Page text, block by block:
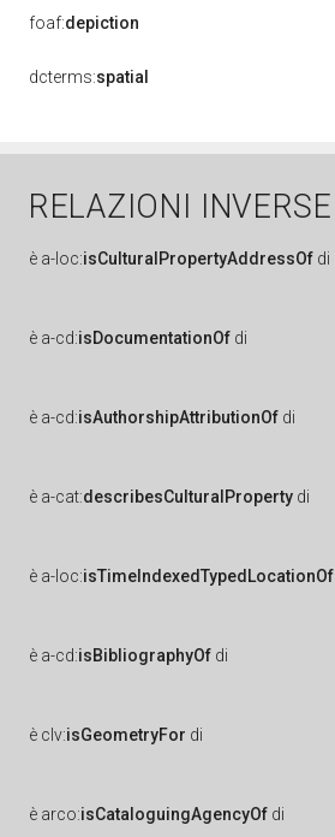
foaf:depiction
dcterms:spatial
RELAZIONI INVERSE
è a-loc:isCulturalPropertyAddressOf di
è a-cd:isDocumentationOf di
è a-cd:isAuthorshipAttributionOf di
è a-cat:describesCulturalProperty di
è a-loc:isTimeIndexedTypedLocationOf
è a-cd:isBibliographyOf di
è clv:isGeometryFor di
è arco:isCataloguingAgencyOf di